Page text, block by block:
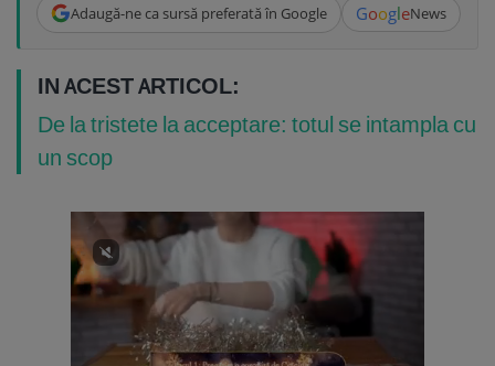
Adaugă-ne ca sursă preferată în Google GoogleNews
IN ACEST ARTICOL:
De la tristete la acceptare: totul se intampla cu
un scop